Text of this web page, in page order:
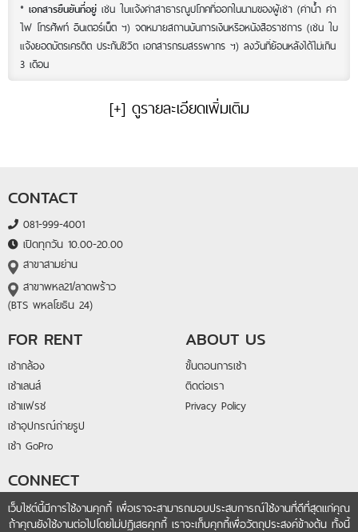
* เอกสารยืนยันที่อยู่ เช่น ใบแจ้งค่าสาธารณูปโภคที่ออกในนามของผู้เช่า (ค่าน้ำ ค่า
ไฟ โทรศัพท์ อินเตอร์เน็ต ฯ) จดหมายสถานบันการเงินหรือหนังสือราชการ (เช่น ใบ
แจ้งยอดบัตรเครดิต ประกันชีวิต เอกสารกรมสรรพากร ฯ) ลงวันที่ย้อนหลังได้ไม่เกิน
3 เดือน
[+] ดูรายละเอียดเพิ่มเติม
CONTACT
081-999-4001
เปิดทุกวัน 10.00-20.00
สาขาสามย่าน
สาขาพหล21/ลาดพร้าว
(BTS พหลโยธิน 24)
FOR RENT
เช่ากล้อง
เช่าเลนส์
เช่าแฟรช
เช่าอุปกรณ์ถ่ายรูป
เช่า GoPro
ABOUT US
ขั้นตอนการเช่า
ติดต่อเรา
Privacy Policy
CONNECT
@lightandlens
เว็บไซต์นี้มีการใช้งานคุกกี้ เพื่อเราจะสามารถมอบประสบการณ์ใช้งานที่ดีที่สุดแก่คุณ
ถ้าคุณยังใช้งานต่อไปโดยไม่ปฏิเสธคุกกี้ เราจะเก็บคุกกี้เพื่อวัตถุประสงค์ข้างต้น ทั้งนี้